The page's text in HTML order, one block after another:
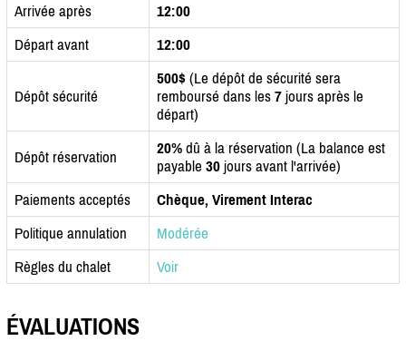
Arrivée après
12:00
Départ avant
12:00
Dépôt sécurité
500$ (Le dépôt de sécurité sera
remboursé dans les 7 jours après le
départ)
Dépôt réservation 20% dû à la réservation (La balance est
payable 30 jours avant l'arrivée)
Paiements acceptés
Chèque, Virement Interac
Politique annulation
Modérée
Règles du chalet
Voir
ÉVALUATIONS